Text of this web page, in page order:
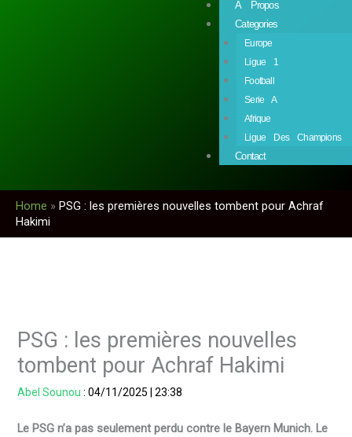
À Propos
Categories
Europe
Ligue 1
Football
Serie A
Afrique
Ligue Des Champions
Contact
Home » PSG : les premières nouvelles tombent pour Achraf
Hakimi
PSG : les premières nouvelles
tombent pour Achraf Hakimi
Abel Sounou :04/11/2025 |23:38
Le PSG n’a pas seulement perdu contre le Bayern Munich. Le